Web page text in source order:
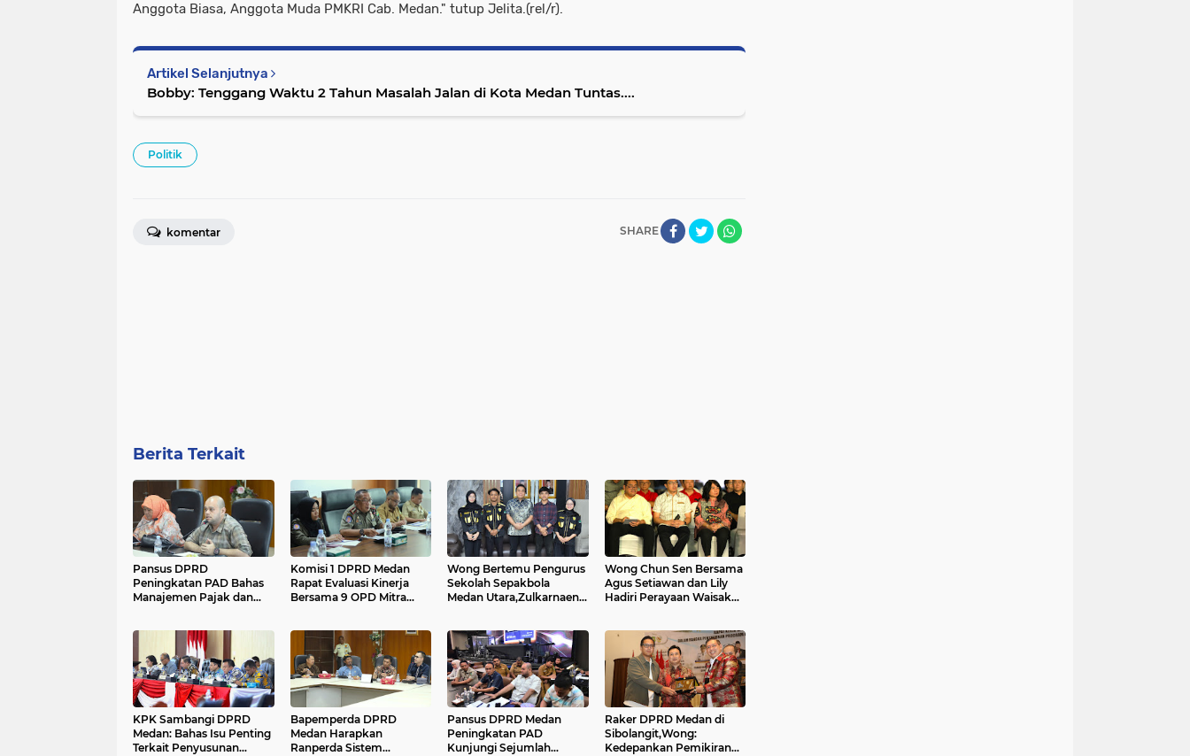
Anggota Biasa, Anggota Muda PMKRI Cab. Medan." tutup Jelita.(rel/r).
Artikel Selanjutnya
Bobby: Tenggang Waktu 2 Tahun Masalah Jalan di Kota Medan Tuntas....
Politik
SHARE
komentar
Berita Terkait
Pansus DPRD
Peningkatan PAD Bahas
Manajemen Pajak dan
Komisi 1 DPRD Medan
Rapat Evaluasi Kinerja
Bersama 9 OPD Mitra
Wong Bertemu Pengurus
Sekolah Sepakbola
Medan Utara,Zulkarnaen
Wong Chun Sen Bersama
Agus Setiawan dan Lily
Hadiri Perayaan Waisak
KPK Sambangi DPRD
Medan: Bahas Isu Penting
Terkait Penyusunan
Bapemperda DPRD
Medan Harapkan
Ranperda Sistem
Pansus DPRD Medan
Peningkatan PAD
Kunjungi Sejumlah
Raker DPRD Medan di
Sibolangit,Wong:
Kedepankan Pemikiran